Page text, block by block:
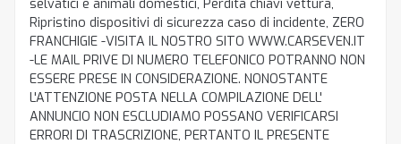
selvatici e animali domestici, Perdita chiavi vettura,
Ripristino dispositivi di sicurezza caso di incidente, ZERO
FRANCHIGIE -VISITA IL NOSTRO SITO WWW.CARSEVEN.IT
-LE MAIL PRIVE DI NUMERO TELEFONICO POTRANNO NON
ESSERE PRESE IN CONSIDERAZIONE. NONOSTANTE
L'ATTENZIONE POSTA NELLA COMPILAZIONE DELL'
ANNUNCIO NON ESCLUDIAMO POSSANO VERIFICARSI
ERRORI DI TRASCRIZIONE, PERTANTO IL PRESENTE